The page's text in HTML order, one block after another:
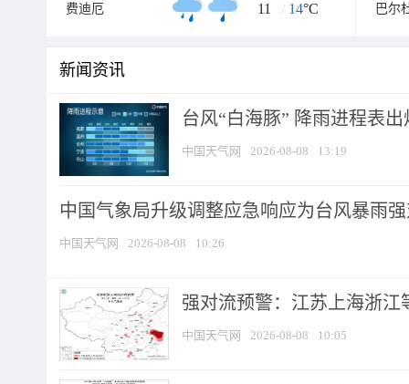
费迪厄 11 / 14°C 巴尔
新闻资讯
台风“白海豚” 降雨进程表
中国天气网 2026-08-08 13:19
中国气象局升级调整应急响应为台风暴雨
中国天气网 2026-08-08 10:26
强对流预警：江苏上海浙江
中国天气网 2026-08-08 10:05